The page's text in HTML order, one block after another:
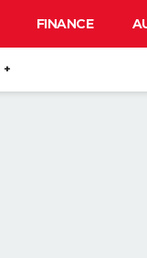
FINANCE
+